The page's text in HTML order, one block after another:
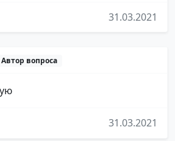
31.03.2021
Автор вопроса
31.03.2021